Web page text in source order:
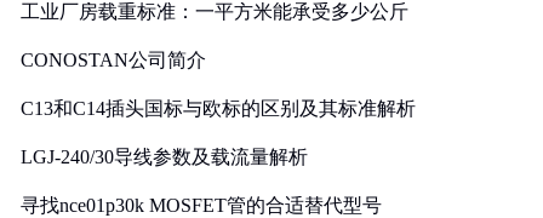
工业厂房载重标准：一平方米能承受多少公斤
CONOSTAN公司简介
C13和C14插头国标与欧标的区别及其标准解析
LGJ-240/30导线参数及载流量解析
寻找nce01p30k MOSFET管的合适替代型号